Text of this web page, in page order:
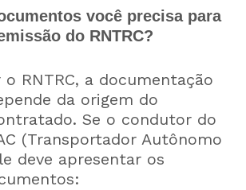
você precisa para
do RNTRC?
RNTRC, a documentação
da origem do
Se o condutor do
(Transportador Autônomo
deve apresentar os